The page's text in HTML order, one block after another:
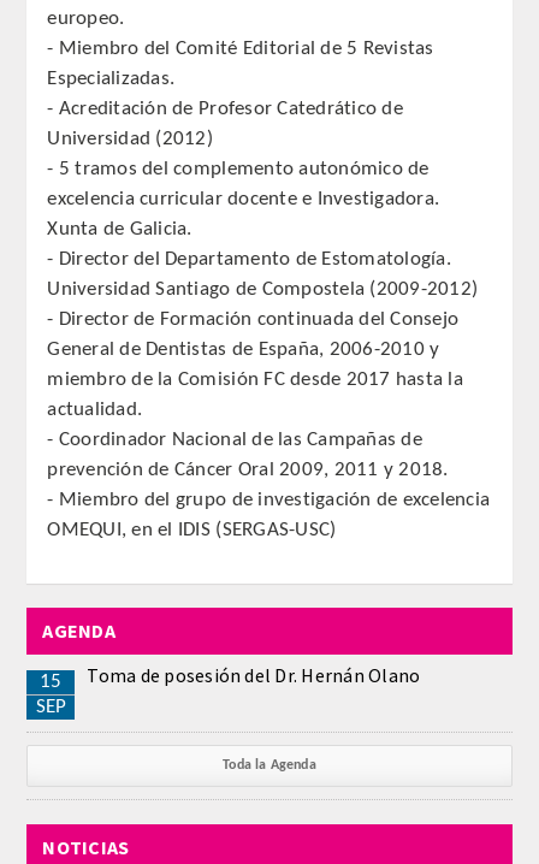
Número de Medalla
HONOR
CORRESPONDIENTES EXTRANJEROS
HISTÓRICO DE ACADÉMICOS
Honor
Correspondientes
Correspondientes Extranjeros
europeo.
- Miembro del Comité Editorial de 5 Revistas
Especializadas.
- Acreditación de Profesor Catedrático de
Universidad (2012)
- 5 tramos del complemento autonómico de
excelencia curricular docente e Investigadora.
Xunta de Galicia.
- Director del Departamento de Estomatología.
Universidad Santiago de Compostela (2009-2012)
- Director de Formación continuada del Consejo
General de Dentistas de España, 2006-2010 y
miembro de la Comisión FC desde 2017 hasta la
actualidad.
- Coordinador Nacional de las Campañas de
prevención de Cáncer Oral 2009, 2011 y 2018.
- Miembro del grupo de investigación de excelencia
OMEQUI, en el IDIS (SERGAS-USC)
AGENDA
15
SEP
Toma de posesión del Dr. Hernán Olano
Toda la Agenda
NOTICIAS